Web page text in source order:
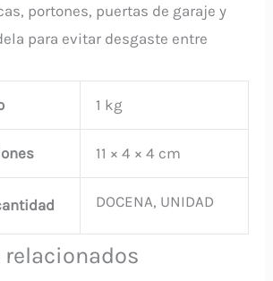
portones, puertas de garaje y
para evitar desgaste entre
1 kg
11 × 4 × 4 cm
DOCENA, UNIDAD
relacionados